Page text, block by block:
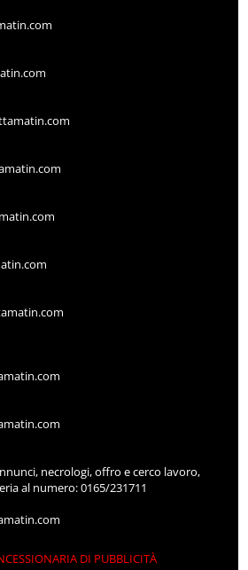
necrologi, offro e cerco lavoro,
al numero: 0165/231711
DI PUBBLICITÀ